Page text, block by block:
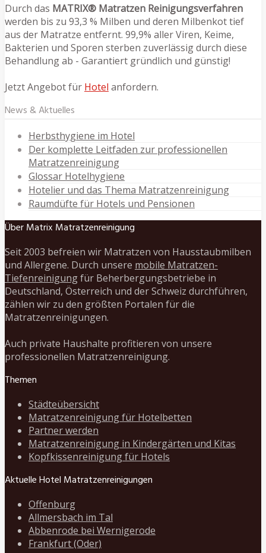
Durch das MATRIX® Matratzen Reinigungsverfahren
werden bis zu 93,3 % Milben und deren Milbenkot tief
aus der Matratze entfernt. 99,9% aller Viren, Keime,
Bakterien und Sporen sterben zuverlässig durch diese
Behandlung ab - Garantiert gründlich und günstig!
Jetzt Angebot für Hotel anfordern.
News & Aktuelles
Herbsthygiene im Hotel
Der komplette Leitfaden zur professionellen
Matratzenreinigung
Glossar Hotelhygiene
Hotelier und das Thema Matratzenreinigung
Raumdüfte für Hotels und Pensionen
Über Matrix Matratzenreinigung
Seit 2003 befreien wir Matratzen von Hausstaubmilben
und Allergene. Durch unsere mobile Matratzen-
Tiefenreinigungfür Beherbergungsbetriebe in
Deutschland, Österreich und der Schweiz durchführen,
zählen wir zu den größten Portalen für die
Matratzenreinigungen.
Auch private Haushalte profitieren von unsere
professionellen Matratzenreinigung.
Themen
Städteübersicht
Matratzenreinigung für Hotelbetten
Partner werden
Matratzenreinigung in Kindergärten und Kitas
Kopfkissenreinigung für Hotels
Aktuelle Hotel Matratzenreinigungen
Offenburg
Allmersbach im Tal
Abbenrode bei Wernigerode
Frankfurt (Oder)